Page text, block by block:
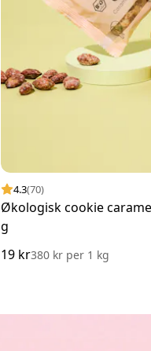
4.3(70)
Økologisk cookie
g
19 kr380 kr per1 kg